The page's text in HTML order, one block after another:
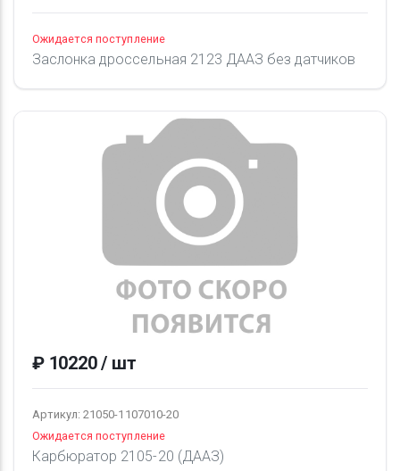
Ожидается поступление
Заслонка дроссельная 2123 ДААЗ без датчиков
₽ 10220 / шт
Артикул: 21050-1107010-20
Ожидается поступление
Карбюратор 2105-20 (ДААЗ)